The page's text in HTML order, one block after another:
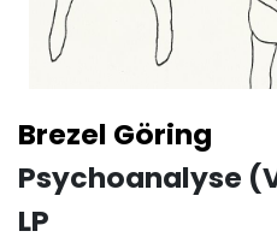
Brezel Göring
Psychoanalyse
LP